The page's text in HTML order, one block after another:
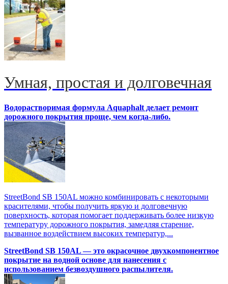
Умная, простая и долговечная
Водорастворимая формула Aquaphalt делает ремонт
дорожного покрытия проще, чем когда-либо.
StreetBond SB 150AL можно комбинировать с некоторыми
красителями, чтобы получить яркую и долговечную
поверхность, которая помогает поддерживать более низкую
температуру дорожного покрытия, замедляя старение,
вызванное воздействием высоких температур,...
StreetBond SB 150AL — это окрасочное двухкомпонентное
покрытие на водной основе для нанесения с
использованием безвоздушного распылителя.